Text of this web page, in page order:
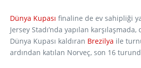
Dünya Kupası finaline de ev sahipliği
Jersey Stadı’nda yapılan
Dünya Kupası kaldıran Brezilya ile
ardından katılan Norveç, son 16